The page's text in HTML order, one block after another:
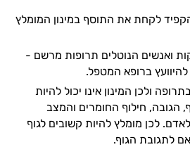
לקחת את התוסף במינון המומלץ
ואנשים הנוטלים תרופות מרשם -
ברופא המטפל.
ולכן המינון אינו יכול להיות
הגובה, חילוף החומרים והמצב
לכן מומלץ להיות קשובים לגוף
לתגובת הגוף.